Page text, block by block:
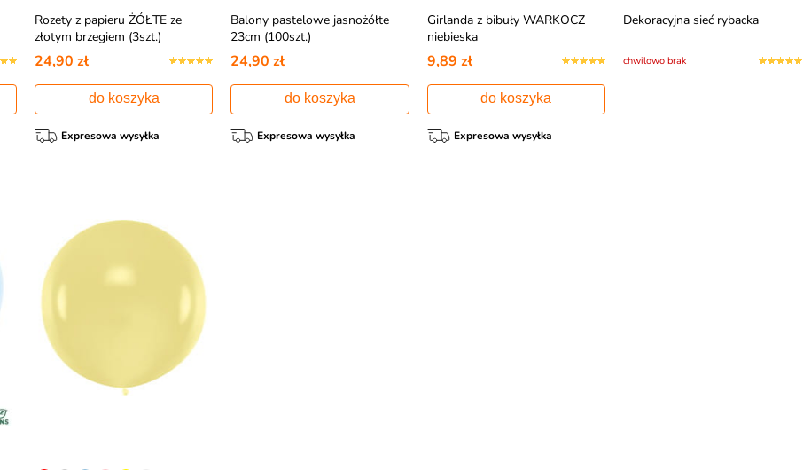
Rozety z papieru ŻÓŁTE ze
złotym brzegiem (3szt.)
24,90 zł
do koszyka
Expresowa wysyłka
Balony pastelowe jasnożółte
23cm (100szt.)
24,90 zł
do koszyka
Expresowa wysyłka
Girlanda z bibuły WARKOCZ
niebieska
9,89 zł
do koszyka
Expresowa wysyłka
Dekoracyjna sieć rybacka
chwilowo brak